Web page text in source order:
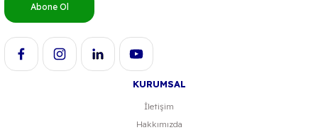
Ürün fiyatı diğer sitelerden daha pahalı.
Gönder
Abone Ol
KURUMSAL
İletişim
Hakkımızda